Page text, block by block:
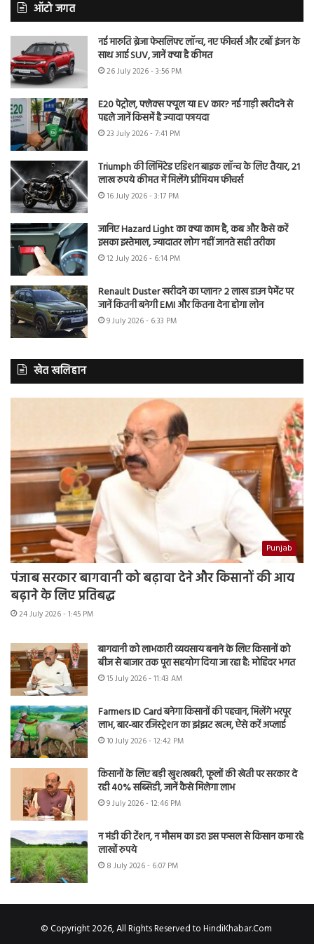
ऑटो जगत
नई मारुति ब्रेजा फेसलिफ्ट लॉन्च, नए फीचर्स और टर्बो इंजन के
साथ आई SUV, जानें क्या है कीमत
26 July 2026 - 3:56 PM
E20 पेट्रोल, फ्लेक्स फ्यूल या EV कार? नई गाड़ी खरीदने से
पहले जानें किसमें है ज्यादा फायदा
23 July 2026 - 7:41 PM
Triumph की लिमिटेड एडिशन बाइक लॉन्च के लिए तैयार, 21
लाख रुपये कीमत में मिलेंगे प्रीमियम फीचर्स
16 July 2026 - 3:17 PM
जानिए Hazard Light का क्या काम है, कब और कैसे करें
इसका इस्तेमाल, ज्यादातर लोग नहीं जानते सही तरीका
12 July 2026 - 6:14 PM
Renault Duster खरीदने का प्लान? 2 लाख डाउन पेमेंट पर
जानें कितनी बनेगी EMI और कितना देना होगा लोन
9 July 2026 - 6:33 PM
खेत खलिहान
Punjab
पंजाब सरकार बागवानी को बढ़ावा देने और किसानों की आय
बढ़ाने के लिए प्रतिबद्ध
24 July 2026 - 1:45 PM
बागवानी को लाभकारी व्यवसाय बनाने के लिए किसानों को
बीज से बाजार तक पूरा सहयोग दिया जा रहा है: मोहिंदर भगत
15 July 2026 - 11:43 AM
Farmers ID Card बनेगा किसानों की पहचान, मिलेंगे भरपूर
लाभ, बार-बार रजिस्ट्रेशन का झंझट खत्म, ऐसे करें अप्लाई
10 July 2026 - 12:42 PM
किसानों के लिए बड़ी खुशखबरी, फूलों की खेती पर सरकार दे
रही 40% सब्सिडी, जानें कैसे मिलेगा लाभ
9 July 2026 - 12:46 PM
न मंडी की टेंशन, न मौसम का डर! इस फसल से किसान कमा रहे
लाखों रुपये
8 July 2026 - 6:07 PM
© Copyright 2026, All Rights Reserved to HindiKhabar.Com